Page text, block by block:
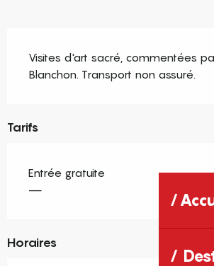
Visites d'art sacré, commentées
Blanchon. Transport non assuré.
Tarifs
Entrée gratuite
—
Horaires